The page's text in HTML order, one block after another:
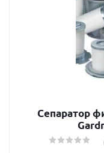
Сепаратор